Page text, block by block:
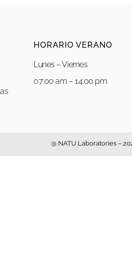
HORARIO VERANO
Lunes – Viernes
07:00 am – 14:00 pm
@ NATU Laboratories –